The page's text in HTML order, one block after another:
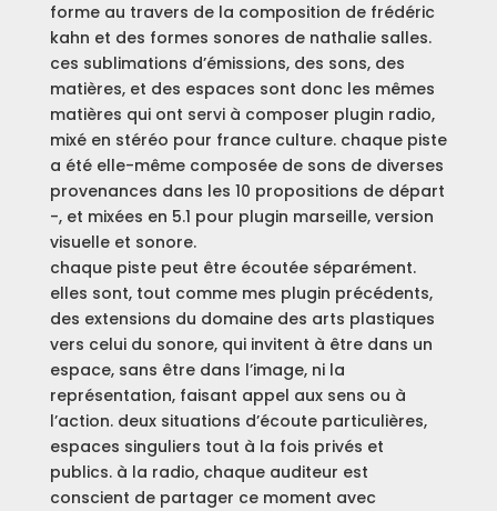
forme au travers de la composition de frédéric
kahn et des formes sonores de nathalie salles.
ces sublimations d’émissions, des sons, des
matières, et des espaces sont donc les mêmes
matières qui ont servi à composer plugin radio,
mixé en stéréo pour france culture. chaque piste
a été elle-même composée de sons de diverses
provenances dans les 10 propositions de départ
-, et mixées en 5.1 pour plugin marseille, version
visuelle et sonore.
chaque piste peut être écoutée séparément.
elles sont, tout comme mes plugin précédents,
des extensions du domaine des arts plastiques
vers celui du sonore, qui invitent à être dans un
espace, sans être dans l’image, ni la
représentation, faisant appel aux sens ou à
l’action. deux situations d’écoute particulières,
espaces singuliers tout à la fois privés et
publics. à la radio, chaque auditeur est
conscient de partager ce moment avec